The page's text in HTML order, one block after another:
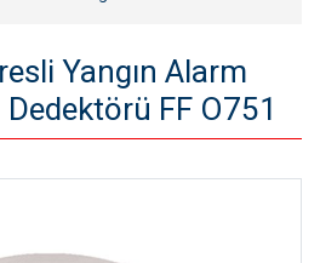
Yangın Alarm
FF O751